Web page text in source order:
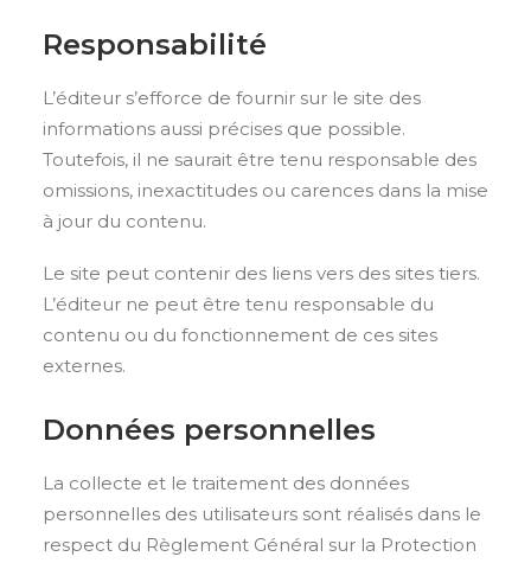
Responsabilité
L’éditeur s’efforce de fournir sur le site des
informations aussi précises que possible.
Toutefois, il ne saurait être tenu responsable des
omissions, inexactitudes ou carences dans la mise
à jour du contenu.
Le site peut contenir des liens vers des sites tiers.
L’éditeur ne peut être tenu responsable du
contenu ou du fonctionnement de ces sites
externes.
Données personnelles
La collecte et le traitement des données
personnelles des utilisateurs sont réalisés dans le
respect du Règlement Général sur la Protection